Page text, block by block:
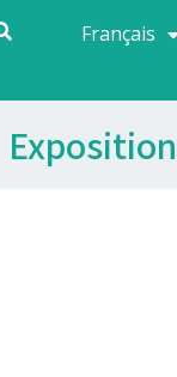
Français
Español
Exposition